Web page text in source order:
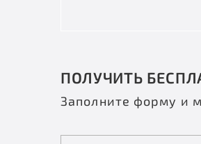
ПОЛУЧИТЬ
Заполните форму и